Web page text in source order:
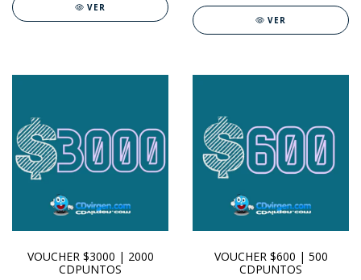
VER
VER
VOUCHER $3000 | 2000
CDPUNTOS
VOUCHER $600 | 500
CDPUNTOS